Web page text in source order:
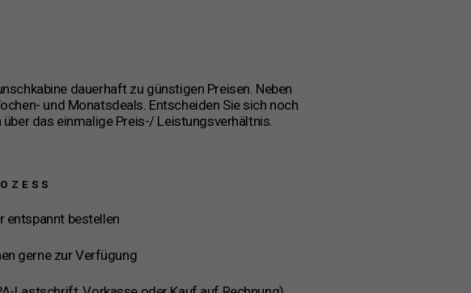
dauerhaft zu günstigen Preisen. Neben
und Monatsdeals. Entscheiden Sie sich noch
das einmalige Preis-/ Leistungsverhältnis.
entspannt bestellen
gerne zur Verfügung